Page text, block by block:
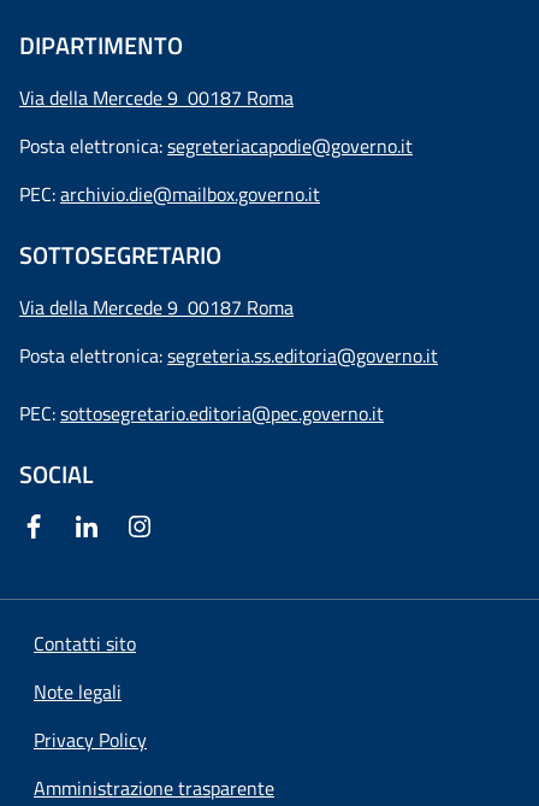
DIPARTIMENTO
Via della Mercede 9 00187 Roma
Posta elettronica:segreteriacapodie@governo.it
PEC:archivio.die@mailbox.governo.it
SOTTOSEGRETARIO
Via della Mercede 9 00187 Roma
Posta elettronica:segreteria.ss.editoria@governo.it
PEC:sottosegretario.editoria@pec.governo.it
SOCIAL
Contatti sito
Note legali
Privacy Policy
Amministrazione trasparente